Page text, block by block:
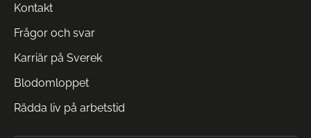
Kontakt
Frågor och svar
Karriär på Sverek
Blodomloppet
Rädda liv på arbetstid